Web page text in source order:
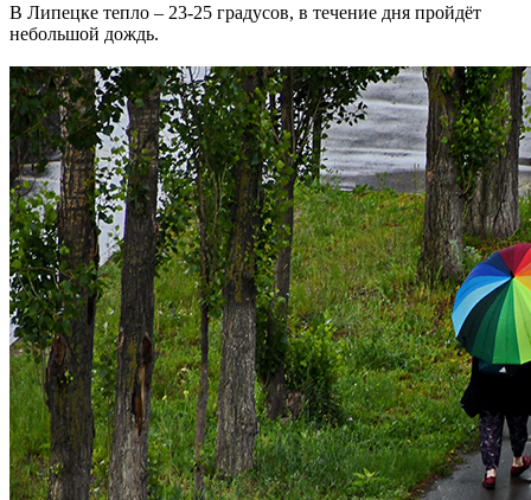
В Липецке тепло – 23-25 градусов, в течение дня пройдёт
небольшой дождь.